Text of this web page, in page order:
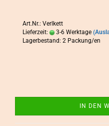
Art.Nr.: Verlkett
Lieferzeit:
3-6 Werktage
Lagerbestand: 2 Packung/en
IN DEN